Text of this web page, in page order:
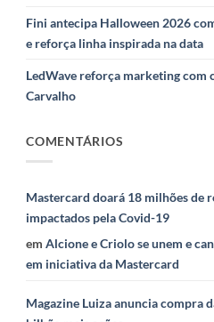
Fini antecipa Halloween 2026
e reforça linha inspirada na data
LedWave reforça marketing com
Carvalho
COMENTÁRIOS
Mastercard doará 18 milhões de
impactados pela Covid-19
emAlcione e Criolo se unem e
em iniciativa da Mastercard
Magazine Luiza anuncia compra